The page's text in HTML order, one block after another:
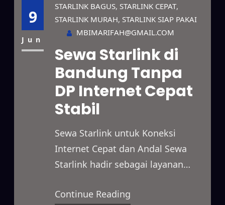
mendukung kegiatan bisnis,
proyek lapangan, event, hingga
penggunaan pribadi dengan
pilihan paket sewa yang fleksibel.
Selain itu, Starlink mampu
menjangkau berbagai lokasi yang
belum memiliki akses internet
yang…
9
Jun
STARLINK BAGUS, STARLINK CEPAT
STARLINK MURAH, STARLINK SIAP PAKAI
MBIMARIFAH@GMAIL.COM
Sewa Starlink di
Bandung Tanpa
DP Internet Cepat
Stabil
Sewa Starlink untuk Koneksi
Internet Cepat dan Andal Sewa
Starlink hadir sebagai layanan
akses internet berkecepatan tinggi
Continue Reading